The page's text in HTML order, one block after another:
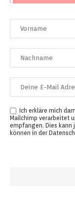
Ich erkläre mich
Mailchimp verarbeitet
empfangen. Dies
können in der